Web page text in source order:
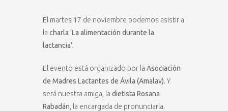
El martes 17 de noviembre podemos asistir a
la charla ‘La alimentación durante la
lactancia’.
El evento está organizado por la Asociación
de Madres Lactantes de Ávila (Amalav). Y
será nuestra amiga, la dietista Rosana
Rabadán , la encargada de pronunciarla.